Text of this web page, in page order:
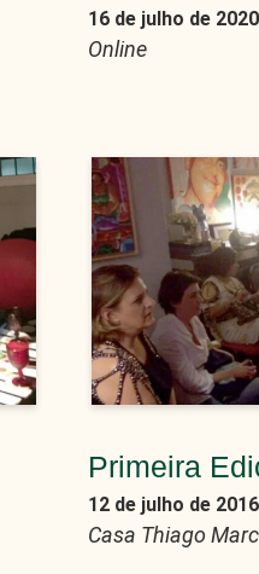
16 de julho de 2020
Online
Primeira
12 de julho de 2016
Casa Thiago